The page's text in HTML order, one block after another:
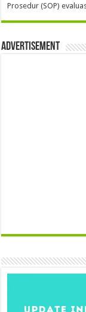
Prosedur (SOP)
Advertisement